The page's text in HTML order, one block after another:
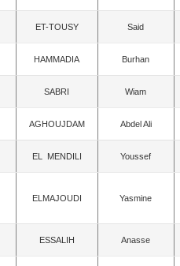
ET-TOUSY Said
HAMMADIA Burhan
SABRI Wiam
AGHOUJDAM Abdel Ali
EL MENDILI Youssef
ELMAJOUDI Yasmine
ESSALIH Anasse